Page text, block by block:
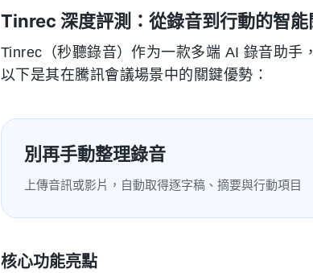
Tinrec 深度評測：從錄音到行動的智能
Tinrec（秒聽錄音）作为一款多端 AI 錄音助手
以下是其在騰訊會議場景中的關鍵優勢：
別再手動整理錄音
上傳音訊或影片，自動取得逐字稿、摘要與行動項目
核心功能亮點